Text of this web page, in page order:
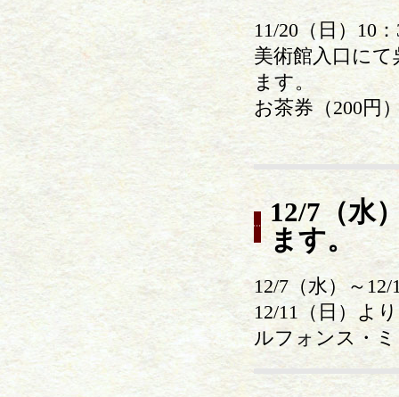
11/20（日）10
美術館入口に
ます。
お茶券（200円
12/7（水
ます。
12/7（水）～
12/11（日）よ
ルフォンス・